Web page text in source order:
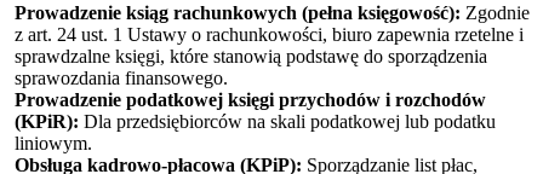
Prowadzenie ksiąg rachunkowych (pełna księgowość): Zgodnie
z art. 24 ust. 1 Ustawy o rachunkowości, biuro zapewnia rzetelne i
sprawdzalne księgi, które stanowią podstawę do sporządzenia
sprawozdania finansowego.
Prowadzenie podatkowej księgi przychodów i rozchodów
(KPiR): Dla przedsiębiorców na skali podatkowej lub podatku
liniowym.
Obsługa kadrowo-płacowa (KPiP): Sporządzanie list płac,